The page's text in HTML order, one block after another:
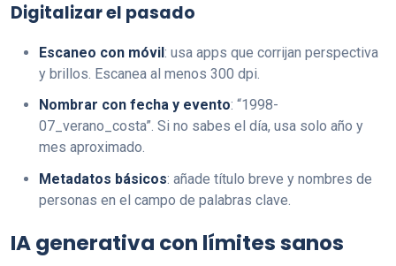
Digitalizar el pasado
Escaneo con móvil: usa apps que corrijan perspectiva
y brillos. Escanea al menos 300 dpi.
Nombrar con fecha y evento: “1998-
07_verano_costa”. Si no sabes el día, usa solo año y
mes aproximado.
Metadatos básicos: añade título breve y nombres de
personas en el campo de palabras clave.
IA generativa con límites sanos